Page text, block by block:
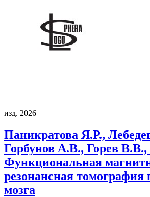
изд. 2026
Паникратова Я.Р.,
Горбунов А.В., Горев
Функциональная
резонансная томография
мозга